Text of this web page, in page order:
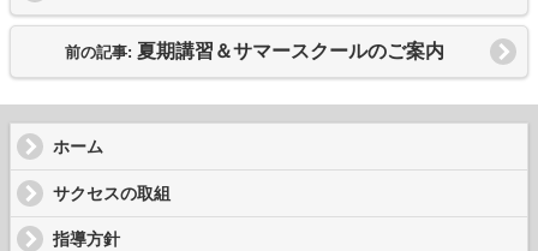
前の記事: 夏期講習＆サマースクールのご案内
ホーム
サクセスの取組
指導方針